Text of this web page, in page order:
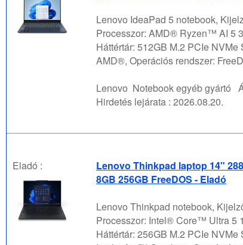
Lenovo IdeaPad 5 notebook,
Processzor: AMD® Ryzen™ AI 5
Háttértár: 512GB M.2 PCIe NVMe
AMD®, Operációs rendszer:
Lenovo Notebook egyéb gyártó
Hirdetés lejárata : 2026.08.20.
Eladó :
Lenovo Thinkpad laptop 14"
8GB 256GB FreeDOS - Eladó
Lenovo Thinkpad notebook,
Processzor: Intel® Core™ Ultra 5
Háttértár: 256GB M.2 PCIe NVMe